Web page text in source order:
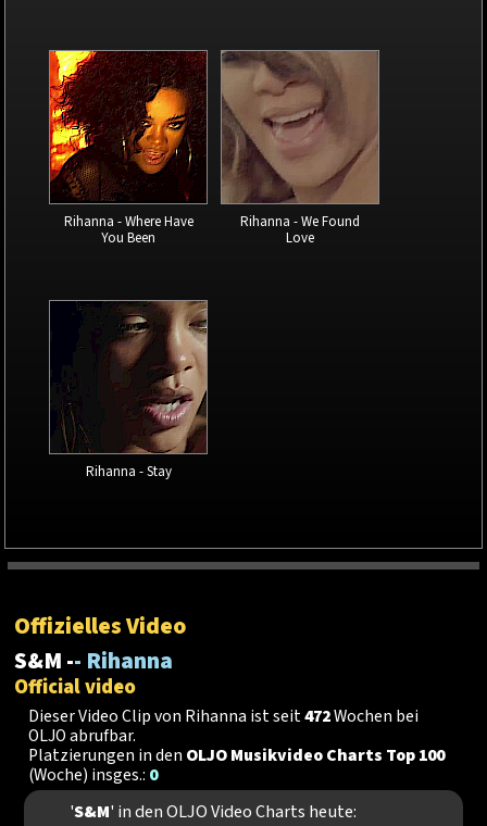
Rihanna - Where Have
You Been
Rihanna - We Found
Love
Rihanna - Stay
Offizielles Video
S&M -- Rihanna
Official video
Dieser Video Clip von Rihanna ist seit472Wochen bei
OLJO abrufbar.
Platzierungen in den OLJO Musikvideo Charts Top 100
(Woche) insges.: 0
'S&M' in den OLJO Video Charts heute: